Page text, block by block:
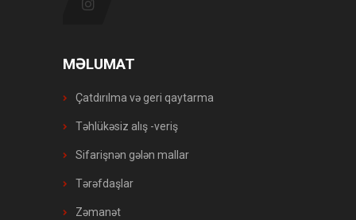
MƏLUMAT
Çatdırılma və geri qaytarma
Təhlükəsiz alış -veriş
Sifarişnən gələn mallar
Tərəfdaşlar
Zəmanət